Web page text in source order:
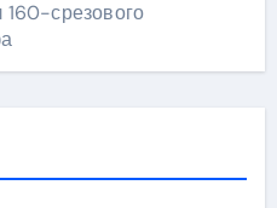
160-срезового